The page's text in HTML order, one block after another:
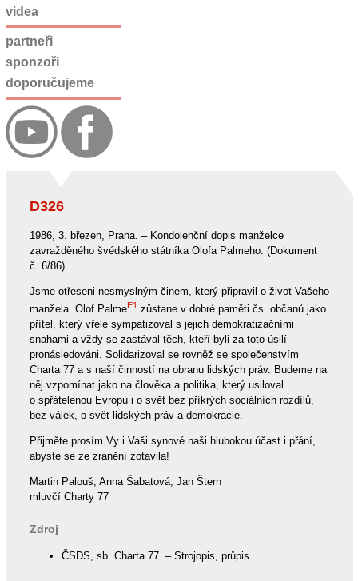
D326
1986, 3. březen, Praha. – Kondolenční dopis manželce
zavražděného švédského státníka Olofa Palmeho. (Dokument
č. 6/86)
Jsme otřeseni nesmyslným činem, který připravil o život Vašeho
manžela. Olof PalmeE1zůstane v dobré paměti čs. občanů jako
přítel, který vřele sympatizoval s jejich demokratizačními
snahami a vždy se zastával těch, kteří byli za toto úsilí
pronásledováni. Solidarizoval se rovněž se společenstvím
Charta 77 a s naší činností na obranu lidských práv. Budeme na
něj vzpomínat jako na člověka a politika, který usiloval
o spřátelenou Evropu i o svět bez příkrých sociálních rozdílů,
bez válek, o svět lidských práv a demokracie.
Přijměte prosím Vy i Vaši synové naši hlubokou účast i přání,
abyste se ze zranění zotavila!
Martin Palouš, Anna Šabatová, Jan Štern
mluvčí Charty 77
Zdroj
ČSDS, sb. Charta 77. – Strojopis, průpis.
videa
partneři
sponzoři
doporučujeme